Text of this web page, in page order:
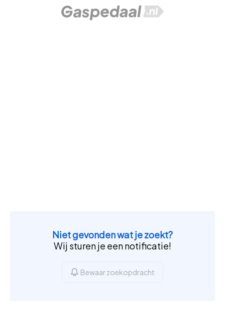
Niet gevonden wat je zoekt?
Wij sturen je een notificatie!
Bewaar zoekopdracht